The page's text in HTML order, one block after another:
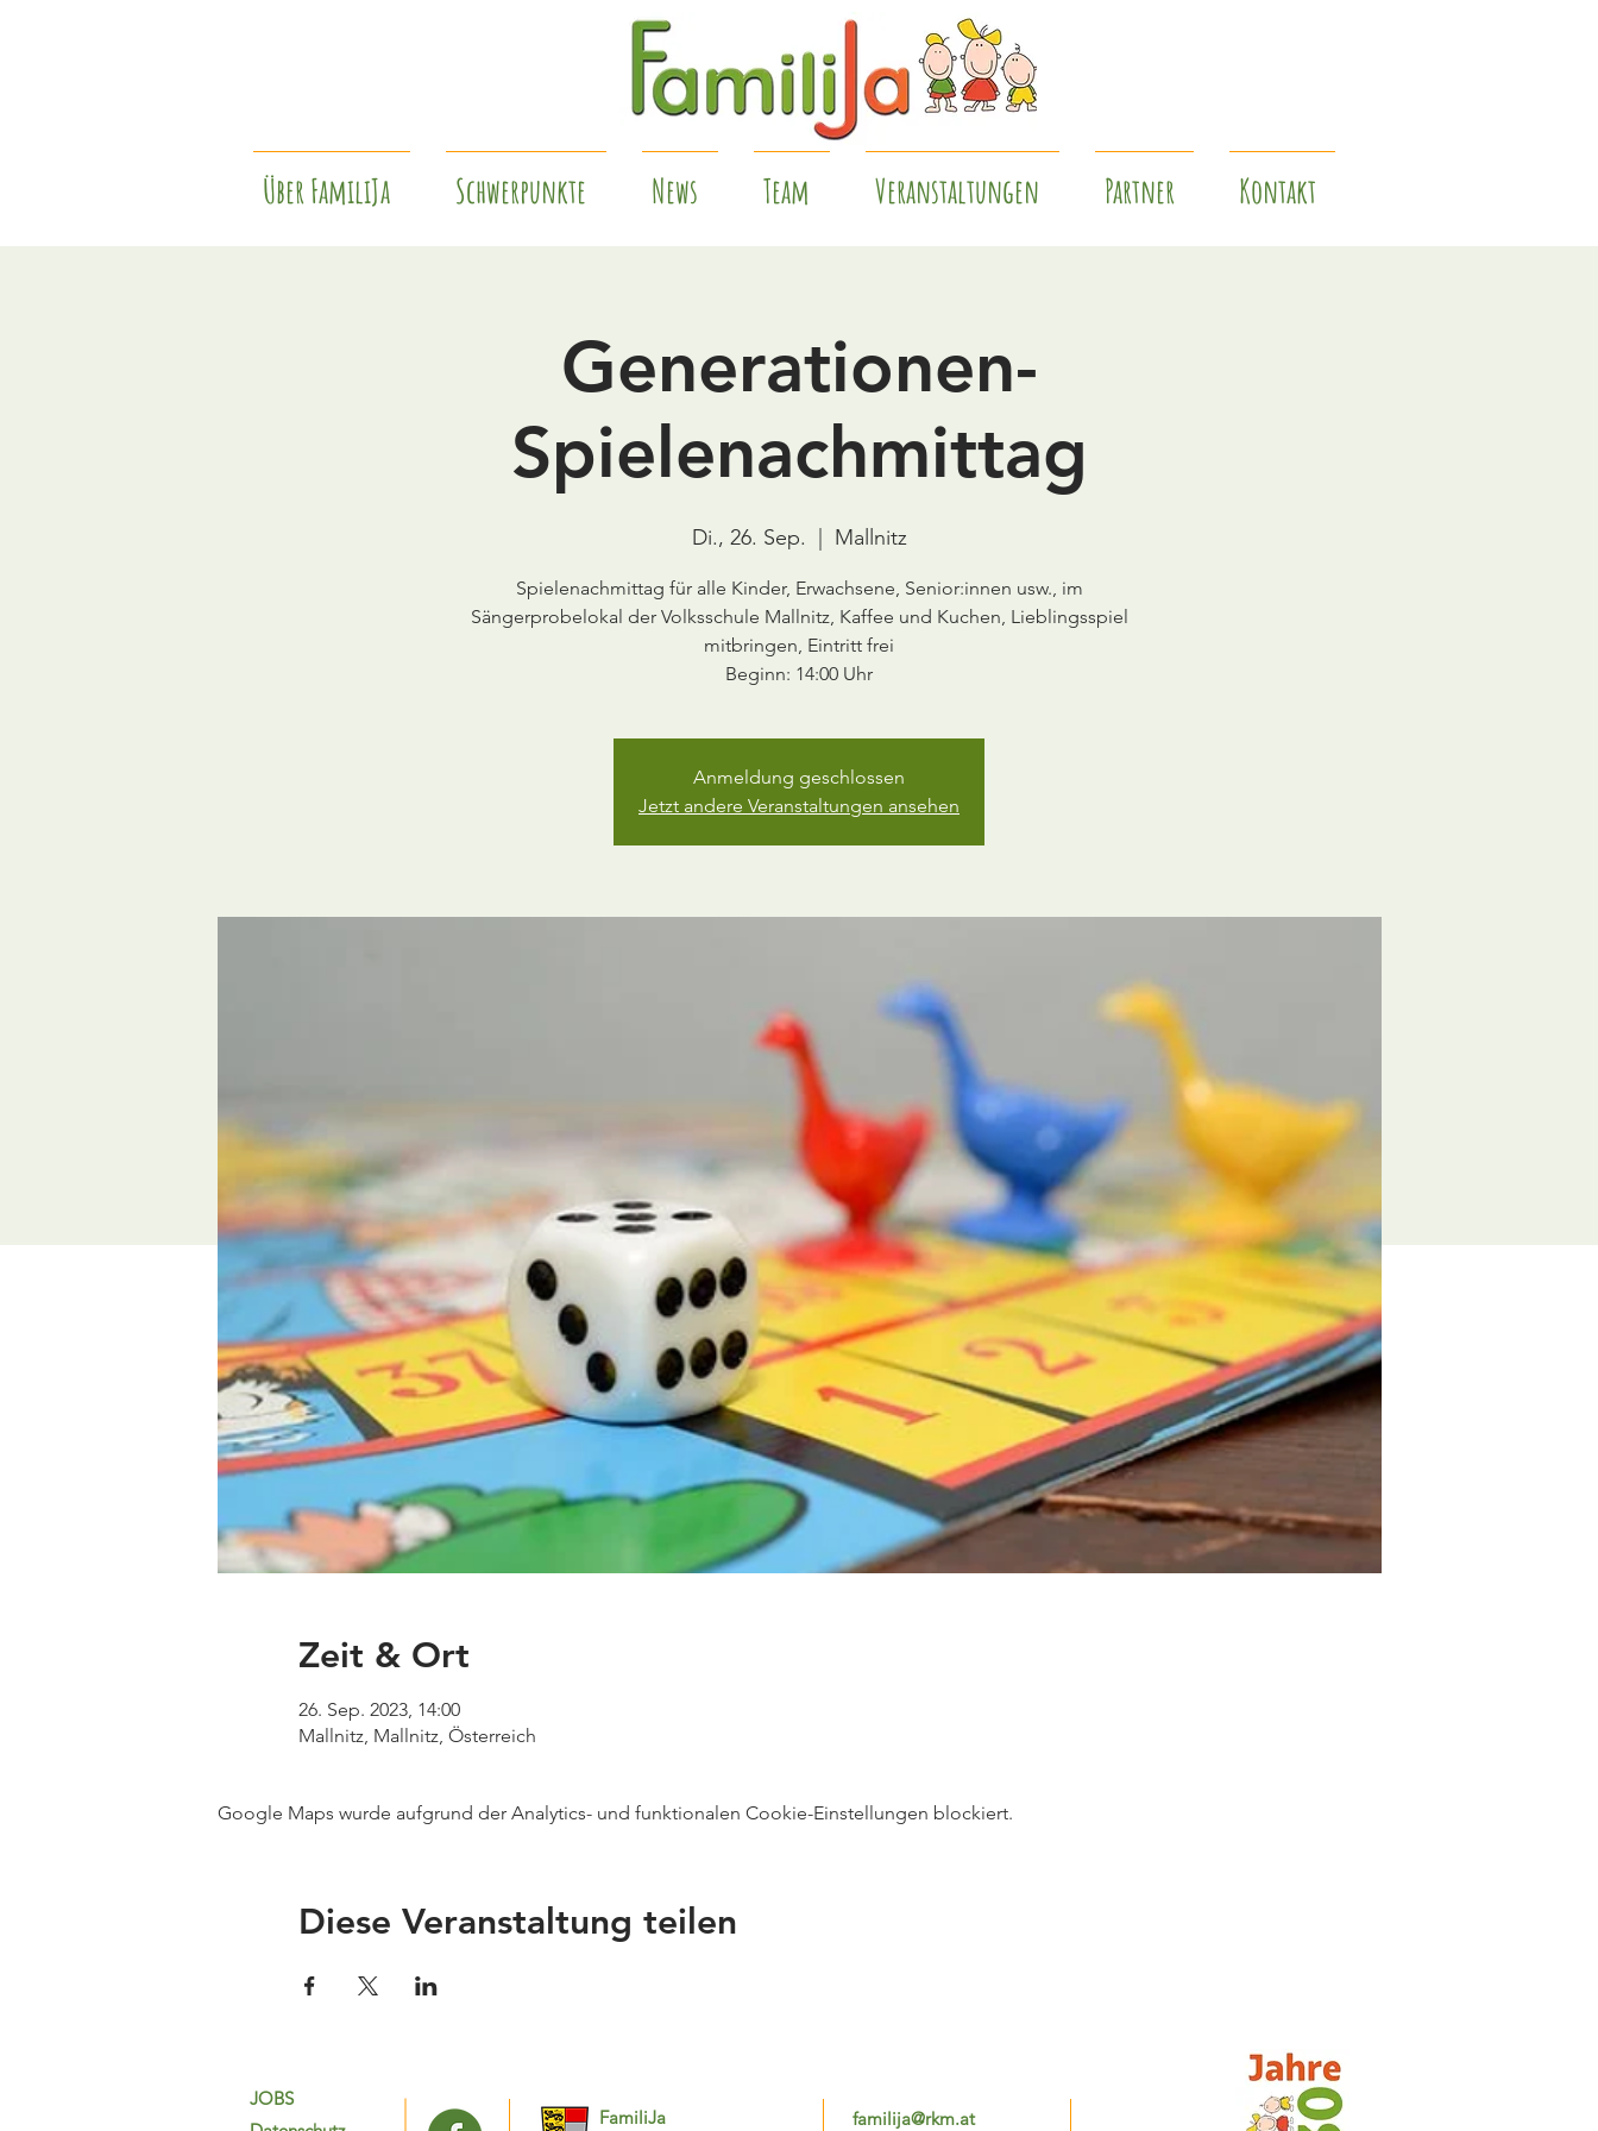
Über FamiliJa Schwerpunkte News Team Veranstaltungen Partner Kontakt
Generationen-
Spielenachmittag
Di., 26. Sep. Mallnitz
Spielenachmittag für alle Kinder, Erwachsene, Senior:innen usw., im
Sängerprobelokal der Volksschule Mallnitz, Kaffee und Kuchen, Lieblingsspiel
mitbringen, Eintritt frei
Beginn: 14:00 Uhr
Anmeldung geschlossen
Jetzt andere Veranstaltungen ansehen
Zeit & Ort
26. Sep. 2023, 14:00
Mallnitz, Mallnitz, Österreich
Google Maps wurde aufgrund der Analytics- und funktionalen Cookie-Einstellungen blockiert.
Diese Veranstaltung teilen
JOBS
FamiliJa
familija@rkm.at